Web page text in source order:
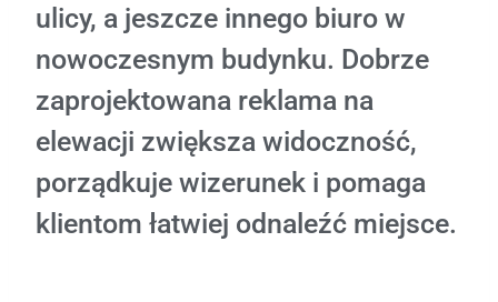
ulicy, a jeszcze innego biuro w
nowoczesnym budynku. Dobrze
zaprojektowana reklama na
elewacji zwiększa widoczność,
porządkuje wizerunek i pomaga
klientom łatwiej odnaleźć miejsce.